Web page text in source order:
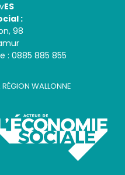
ES
:
98
: 0885 885 855
WALLONNE